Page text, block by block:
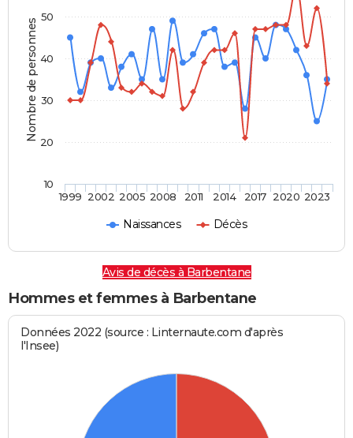
Nombre de personnes
Naissances Décès
1999 2002 2005 2008 2011 2014 2017 2020 2023
10
20
30
40
50
Avis de décès à Barbentane
Hommes et femmes à Barbentane
Données 2022 (source : Linternaute.com d'après
l'Insee)